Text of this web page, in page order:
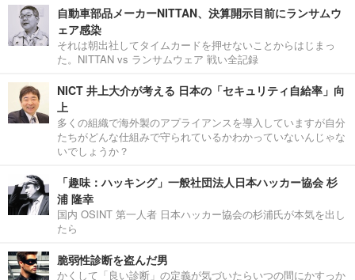
自動車部品メーカーNITTAN、決算開示目前にランサムウ
ェア感染
それは朝出社してタイムカードを押せないことからはじまっ
た。NITTAN vs ランサムウェア 戦い全記録
NICT 井上大介が考える 日本の「セキュリティ自給率」向
上
多くの組織で海外製のアプライアンスを導入していますが自分
たちがどんな仕組みで守られているかわかっていないんじゃな
いでしょうか？
「趣味：ハッキング」一般社団法人日本ハッカー協会 杉
浦 隆幸
国内 OSINT 第一人者 日本ハッカー協会の杉浦氏が本気を出し
たら
脆弱性診断を盗んだ男
かくして「良い診断」の定義が気づいたらいつの間にかすっか